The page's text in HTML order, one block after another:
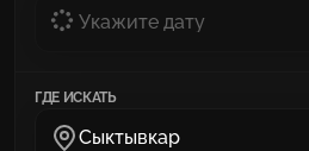
Укажите дату
ГДЕ ИСКАТЬ
Сыктывкар